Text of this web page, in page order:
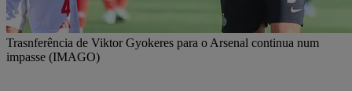
Trasnferência de Viktor Gyokeres para o Arsenal continua num
impasse (IMAGO)